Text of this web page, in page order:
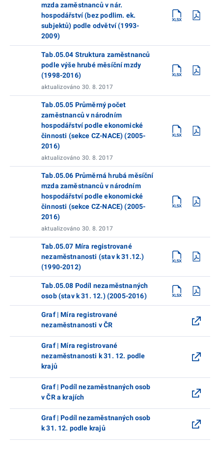
mzda zaměstnanců v nár.
hospodářství (bez podlim. ek.
subjektů) podle odvětví (1993-
2009)
Tab.05.04 Struktura zaměstnanců
podle výše hrubé měsíční mzdy
(1998-2016)
aktualizováno 30. 8. 2017
Tab.05.05 Průměrný počet
zaměstnanců v národním
hospodářství podle ekonomické
činnosti (sekce CZ-NACE) (2005-
2016)
aktualizováno 30. 8. 2017
Tab.05.06 Průměrná hrubá měsíční
mzda zaměstnanců v národním
hospodářství podle ekonomické
činnosti (sekce CZ-NACE) (2005-
2016)
aktualizováno 30. 8. 2017
Tab.05.07 Míra registrované
nezaměstnanosti (stav k 31.12.)
(1990-2012)
Tab.05.08 Podíl nezaměstnaných
osob (stav k 31. 12.) (2005-2016)
Graf | Míra registrované
nezaměstnanosti v ČR
Graf | Míra registrované
nezaměstnanosti k 31. 12. podle
krajů
Graf | Podíl nezaměstnaných osob
v ČR a krajích
Graf | Podíl nezaměstnaných osob
k 31. 12. podle krajů